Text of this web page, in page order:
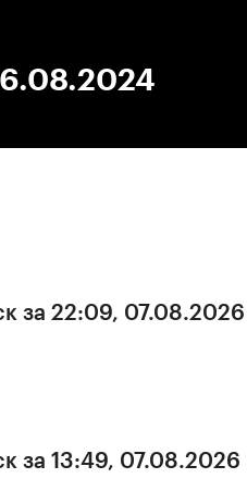
за 22:09, 07.08.2026
за 13:49, 07.08.2026